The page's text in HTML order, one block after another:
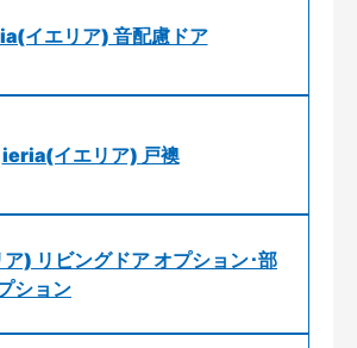
イエリア) 音配慮ドア
ieria(イエリア) 戸襖
) リビングドア オプション･部
ション